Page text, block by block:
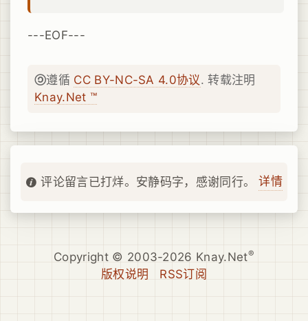
---EOF---
遵循 CC BY-NC-SA 4.0协议. 转载注明
Knay.Net ™
评论留言已打烊。安静码字，感谢同行。 详情
Copyright © 2003-2026 Knay.Net®
版权说明 RSS订阅